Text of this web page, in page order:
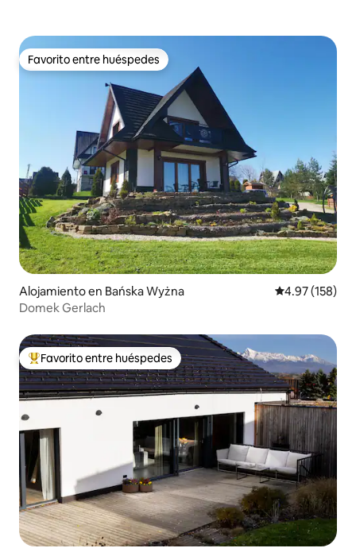
Favorito entre huéspedes
Favorito entre huéspedes
Alojamiento en Bańska Wyżna Calificación
4.97 (158)
Domek Gerlach
Favorito entre huéspedes preferido
Favorito entre huéspedes